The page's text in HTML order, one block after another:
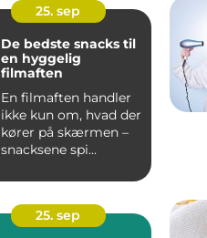
25. sep
De bedste snacks til
en hyggelig
filmaften
En filmaften handler
ikke kun om, hvad der
kører på skærmen –
snacksene spi...
25. sep